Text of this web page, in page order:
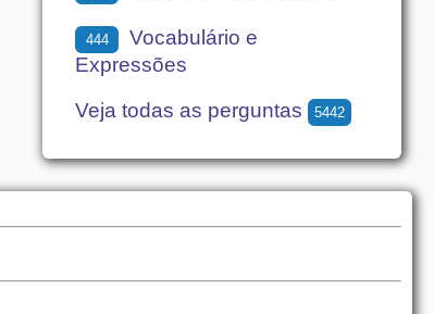
444
Vocabulário e
Expressões
Veja todas as perguntas
5442